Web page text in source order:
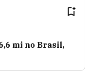
mi no Brasil,